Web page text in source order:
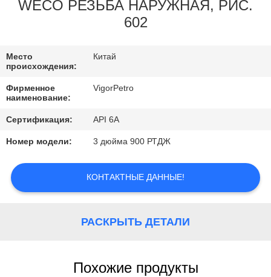
КОНТРОЛЬ
КОНТАКТНЫЕ
ДАННЫЕ
ОТПРАВИТЬ
ЗАПРОС
КАРТА
САЙТА
WECO РЕЗЬБА НАРУЖНАЯ, РИС.
602
Место
происхождения:
Китай
Фирменное
наименование:
VigorPetro
Сертификация: API 6A
Номер модели: 3 дюйма 900 РТДЖ
КОНТАКТНЫЕ ДАННЫЕ!
РАСКРЫТЬ ДЕТАЛИ
Похожие продукты